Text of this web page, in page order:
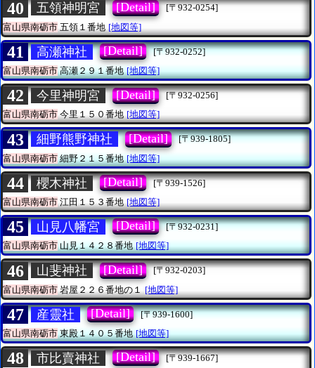
40 五領神明宮 [Detail]
[〒932-0254]
富山県南砺市 五領１番地 [地図等]
41 高瀬神社 [Detail]
[〒932-0252]
富山県南砺市高瀬２９１番地 [地図等]
42 今里神明宮 [Detail]
[〒932-0256]
富山県南砺市今里１５０番地 [地図等]
43 細野熊野神社 [Detail]
[〒939-1805]
富山県南砺市細野２１５番地 [地図等]
44 櫻木神社 [Detail]
[〒939-1526]
富山県南砺市江田１５３番地 [地図等]
45 山見八幡宮 [Detail]
[〒932-0231]
富山県南砺市山見１４２８番地 [地図等]
46 山斐神社 [Detail]
[〒932-0203]
富山県南砺市 岩屋２２６番地の１ [地図等]
47 産靈社 [Detail]
[〒939-1600]
富山県南砺市東殿１４０５番地 [地図等]
48 市比賣神社 [Detail] [〒939-1667]